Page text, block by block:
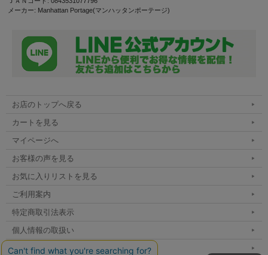
メーカー: Manhattan Portage(マンハッタンポーテージ)
お店のトップへ戻る
カートを見る
マイページへ
お客様の声を見る
お気に入りリストを見る
ご利用案内
特定商取引法表示
個人情報の取扱い
サイトマップ